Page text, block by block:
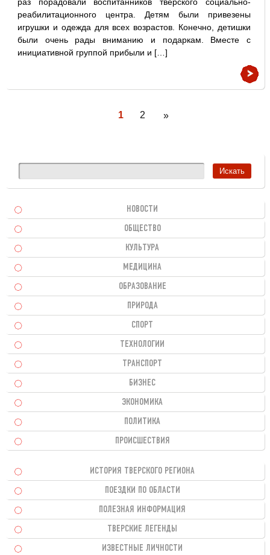
реабилитационного центра. Детям были привезены
игрушки и одежда для всех возрастов. Конечно, детишки
были очень рады вниманию и подаркам. Вместе с
инициативной группой прибыли и […]
1 2 »
НОВОСТИ
ОБЩЕСТВО
КУЛЬТУРА
МЕДИЦИНА
ОБРАЗОВАНИЕ
ПРИРОДА
СПОРТ
ТЕХНОЛОГИИ
ТРАНСПОРТ
БИЗНЕС
ЭКОНОМИКА
ПОЛИТИКА
ПРОИСШЕСТВИЯ
ИСТОРИЯ ТВЕРСКОГО РЕГИОНА
ПОЕЗДКИ ПО ОБЛАСТИ
ПОЛЕЗНАЯ ИНФОРМАЦИЯ
ТВЕРСКИЕ ЛЕГЕНДЫ
ИЗВЕСТНЫЕ ЛИЧНОСТИ